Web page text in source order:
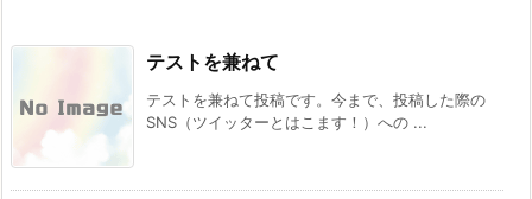
テストを兼ねて
テストを兼ねて投稿です。今まで、投稿した際の
SNS（ツイッターとはこます！）への ...